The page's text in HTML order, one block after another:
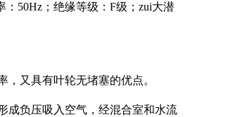
：50Hz；绝缘等级：F级；zui大潜
又具有叶轮无堵塞的优点。
成负压吸入空气，经混合室和水流